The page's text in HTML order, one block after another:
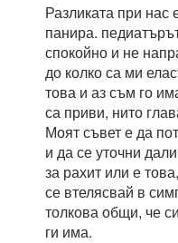
Разликата при
панира.
спокойно и не
до колко са ми
това и аз съм го
са приви, нито
Моят съвет е да
и да се уточни
за рахит или е
се втелясвай в
толкова общи, че
ги има.